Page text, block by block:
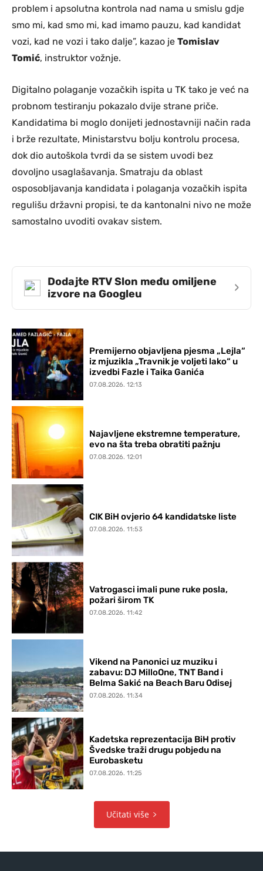
problem i apsolutna kontrola nad nama u smislu gdje
smo mi, kad smo mi, kad imamo pauzu, kad kandidat
vozi, kad ne vozi i tako dalje”, kazao je Tomislav
Tomić, instruktor vožnje.
Digitalno polaganje vozačkih ispita u TK tako je već na
probnom testiranju pokazalo dvije strane priče.
Kandidatima bi moglo donijeti jednostavniji način rada
i brže rezultate, Ministarstvu bolju kontrolu procesa,
dok dio autoškola tvrdi da se sistem uvodi bez
dovoljno usaglašavanja. Smatraju da oblast
osposobljavanja kandidata i polaganja vozačkih ispita
regulišu državni propisi, te da kantonalni nivo ne može
samostalno uvoditi ovakav sistem.
Dodajte RTV Slon među omiljene
izvore na Googleu
›
Premijerno objavljena pjesma „Lejla“
iz mjuzikla „Travnik je voljeti lako“ u
izvedbi Fazle i Taika Ganića
07.08.2026. 12:13
Najavljene ekstremne temperature,
evo na šta treba obratiti pažnju
07.08.2026. 12:01
CIK BiH ovjerio 64 kandidatske liste
07.08.2026. 11:53
Vatrogasci imali pune ruke posla,
požari širom TK
07.08.2026. 11:42
Vikend na Panonici uz muziku i
zabavu: DJ MilloOne, TNT Band i
Belma Sakić na Beach Baru Odisej
07.08.2026. 11:34
Kadetska reprezentacija BiH protiv
Švedske traži drugu pobjedu na
Eurobasketu
07.08.2026. 11:25
Učitati više